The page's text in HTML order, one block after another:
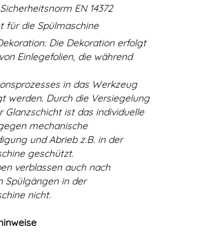
EN 14372
für die Spülmaschine
Die Dekoration erfolgt
Einlegefolien, die während
in das Werkzeug
werden. Durch die Versiegelung
Glanzschicht ist das individuelle
mechanische
und Abrieb z.B. in der
geschützt.
verblassen auch nach
Spülgängen in der
nicht.